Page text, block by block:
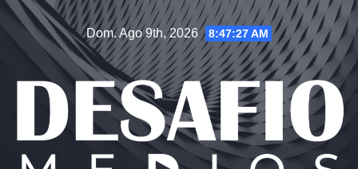
Dom. Ago 9th, 2026 8:47:28 AM